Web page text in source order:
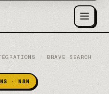
/ BRAVE SEARCH
· N8N